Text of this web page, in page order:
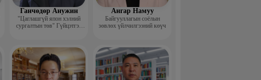
Ганчөдөр Анужин
"Цаглашгүй япон хэлний
сургалтын төв" Гүйцэтгэх
Ангар Намуу
Байгууллагын соёлын
зөвлөх үйлчилгээний көүч